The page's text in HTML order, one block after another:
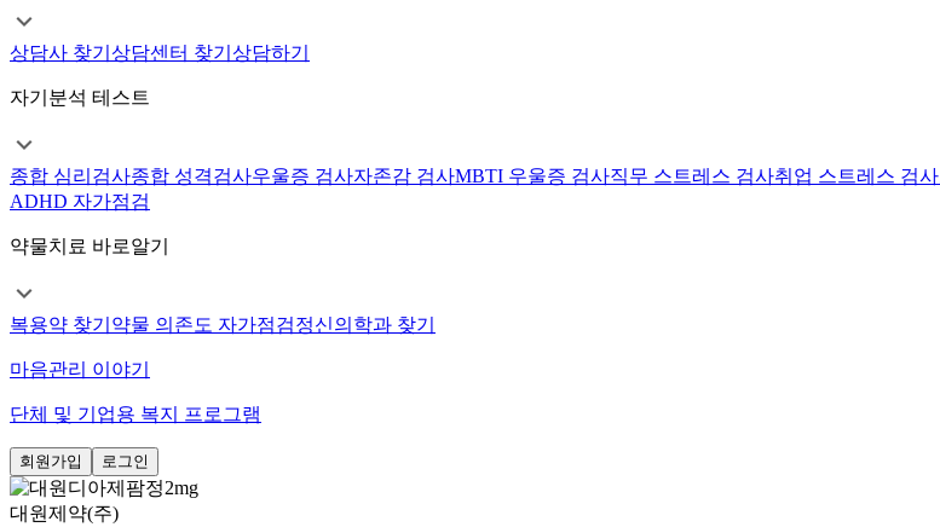
상담사 찾기 상담센터 찾기 상담하기
자기분석 테스트
종합 심리검사종합 성격검사우울증 검사자존감 검사MBTI 우울증 검사직무 스트레스 검사취업 스트레스 검사
ADHD 자가점검
약물치료 바로알기
복용약 찾기 약물 의존도 자가점검정신의학과 찾기
마음관리 이야기
단체 및 기업용 복지 프로그램
회원가입 로그인
대원제약(주)